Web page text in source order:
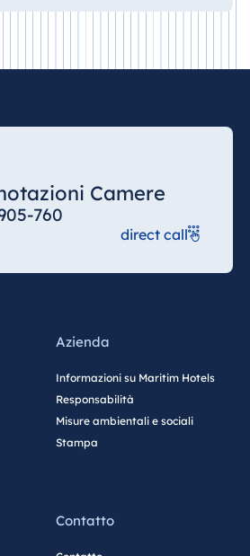
Camere
760
direct call
Azienda
Informazioni su Maritim Hotels
Responsabilità
Misure ambientali e sociali
Stampa
Contatto